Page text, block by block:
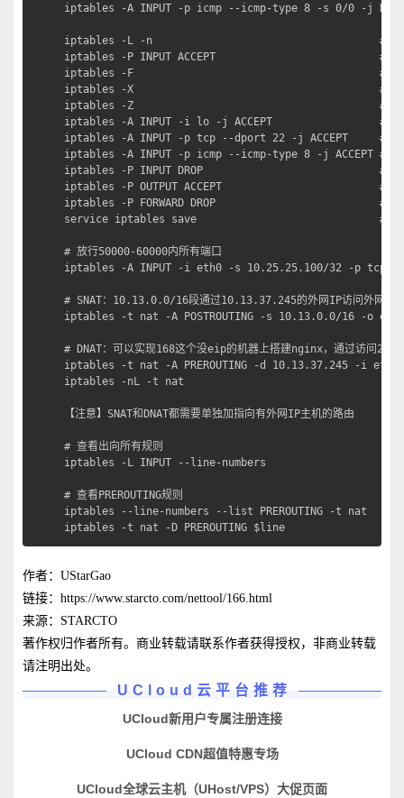
iptables -A INPUT -p icmp --icmp-type 8 -s 0/0 -j DROP
iptables -L -n                                    #
iptables -P INPUT ACCEPT                          #
iptables -F                                       # 清
iptables -X                                       # 清
iptables -Z                                       # 所
iptables -A INPUT -i lo -j ACCEPT                 # 允
iptables -A INPUT -p tcp --dport 22 -j ACCEPT     # 开
iptables -A INPUT -p icmp --icmp-type 8 -j ACCEPT #
iptables -P INPUT DROP                            # 其
iptables -P OUTPUT ACCEPT                         #
iptables -P FORWARD DROP                          #
service iptables save                             # 保
# 放行50000-60000内所有端口
iptables -A INPUT -i eth0 -s 10.25.25.100/32 -p tcp -
# SNAT：10.13.0.0/16段通过10.13.37.245的外网IP访问外网
iptables -t nat -A POSTROUTING -s 10.13.0.0/16 -o
# DNAT：可以实现168这个没eip的机器上搭建nginx，通过访问
iptables -t nat -A PREROUTING -d 10.13.37.245 -i
iptables -nL -t nat
【注意】SNAT和DNAT都需要单独加指向有外网IP主机的路由
# 查看出向所有规则
iptables -L INPUT --line-numbers
# 查看PREROUTING规则
iptables --line-numbers --list PREROUTING -t nat
iptables -t nat -D PREROUTING $line
作者：UStarGao
链接：https://www.starcto.com/nettool/166.html
来源：STARCTO
著作权归作者所有。商业转载请联系作者获得授权，非商业转载
请注明出处。
UCloud云平台推荐
UCloud新用户专属注册连接
UCloud CDN超值特惠专场
UCloud全球云主机（UHost/VPS）大促页面